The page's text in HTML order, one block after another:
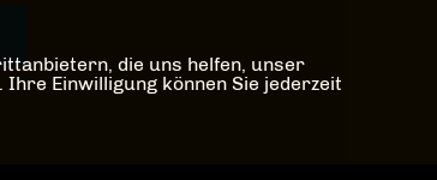
die uns helfen, unser
Einwilligung können Sie jederzeit